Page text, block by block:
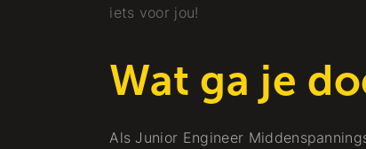
iets voor jou!
Wat ga je
Als Junior Engineer